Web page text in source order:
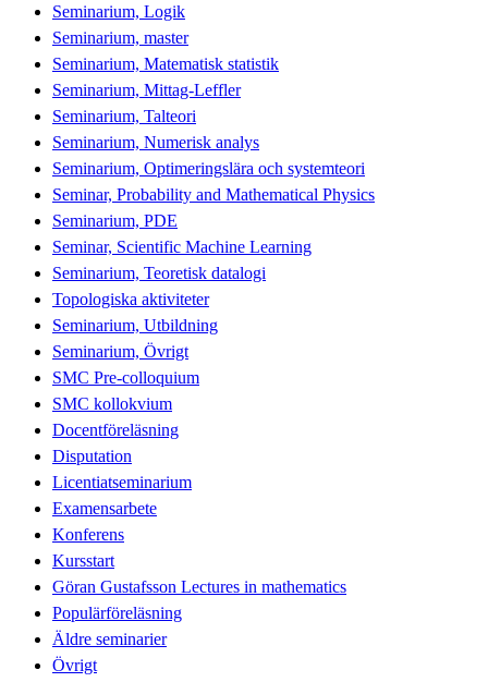
Seminarium, Logik
Seminarium, master
Seminarium, Matematisk statistik
Seminarium, Mittag-Leffler
Seminarium, Talteori
Seminarium, Numerisk analys
Seminarium, Optimeringslära och systemteori
Seminar, Probability and Mathematical Physics
Seminarium, PDE
Seminar, Scientific Machine Learning
Seminarium, Teoretisk datalogi
Topologiska aktiviteter
Seminarium, Utbildning
Seminarium, Övrigt
SMC Pre-colloquium
SMC kollokvium
Docentföreläsning
Disputation
Licentiatseminarium
Examensarbete
Konferens
Kursstart
Göran Gustafsson Lectures in mathematics
Populärföreläsning
Äldre seminarier
Övrigt